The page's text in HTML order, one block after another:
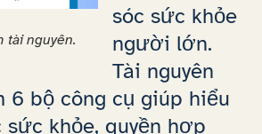
tài nguyên.
sóc sức khỏe
người lớn.
Tài nguyên
6 bộ công cụ giúp hiểu
sức khỏe, quyền hợp